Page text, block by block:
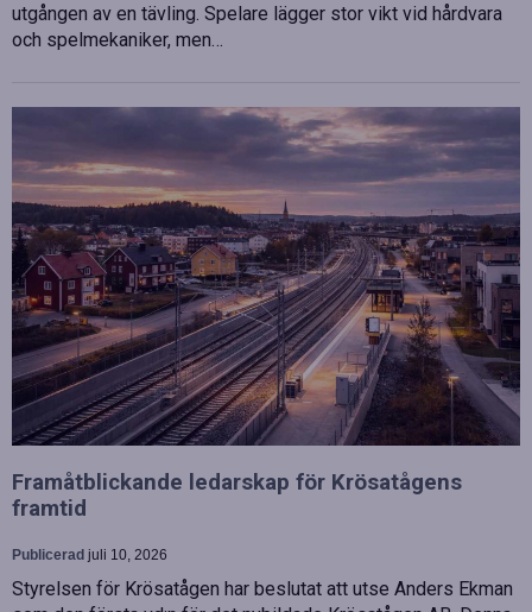
utgången av en tävling. Spelare lägger stor vikt vid hårdvara
och spelmekaniker, men…
Framåtblickande ledarskap för Krösatågens
framtid
Publicerad juli 10, 2026
Styrelsen för Krösatågen har beslutat att utse Anders Ekman